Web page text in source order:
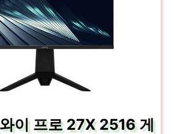
이 프로 27X 2516 게